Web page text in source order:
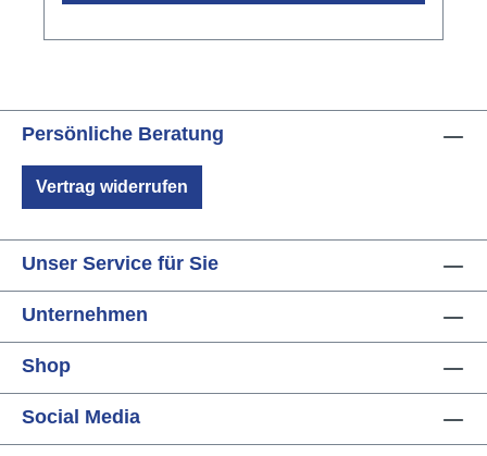
TunerFarbe: Natur matt
Persönliche Beratung
Vertrag widerrufen
Unser Service für Sie
Unternehmen
Shop
Social Media